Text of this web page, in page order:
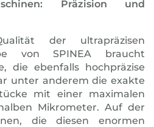
Präzision und
der ultrapräzisen
von SPINEA braucht
die ebenfalls hochpräzise
unter anderem die exakte
mit einer maximalen
Mikrometer. Auf der
die diesen enormen